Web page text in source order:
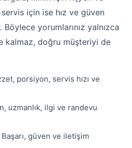
için ise hız ve güven
yorumlarınız yalnızca
kalmaz, doğru müşteriyi de
porsiyon, servis hızı ve
uzmanlık, ilgi ve randevu
Başarı, güven ve iletişim